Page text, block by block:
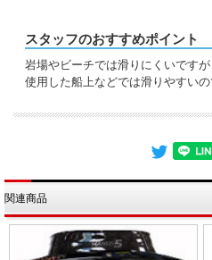
スタッフのおすすめポイント
岩場やビーチでは滑りにくいです
使用した船上などでは滑りやすい
関連商品